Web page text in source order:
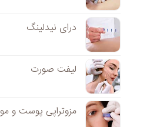
درای نیدلینگ
لیفت صورت
مزوتراپی پوست و مو